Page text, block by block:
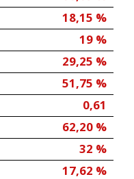
18,15 %
19 %
29,25 %
51,75 %
0,61
62,20 %
32 %
17,62 %